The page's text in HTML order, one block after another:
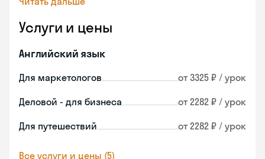
Услуги и цены
Английский язык
Для маркетологов от 3325 ₽ / урок
Деловой - для бизнеса от 2282 ₽ / урок
Для путешествий от 2282 ₽ / урок
Все услуги и цены (5)